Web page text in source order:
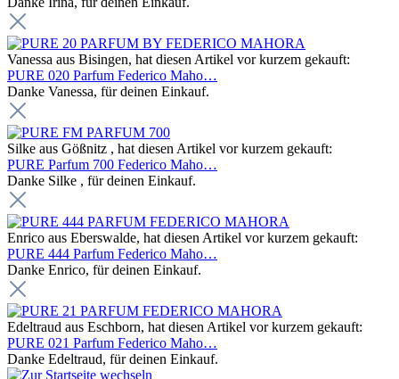
Vanessa aus Bisingen, hat diesen Artikel vor kurzem gekauft:
PURE 020 Parfum Federico Maho…
Danke Vanessa, für deinen Einkauf.
Silke aus Gößnitz , hat diesen Artikel vor kurzem gekauft:
PURE Parfum 700 Federico Maho…
Danke Silke , für deinen Einkauf.
Enrico aus Eberswalde, hat diesen Artikel vor kurzem gekauft:
PURE 444 Parfum Federico Maho…
Danke Enrico, für deinen Einkauf.
Edeltraud aus Eschborn, hat diesen Artikel vor kurzem gekauft:
PURE 021 Parfum Federico Maho…
Danke Edeltraud, für deinen Einkauf.